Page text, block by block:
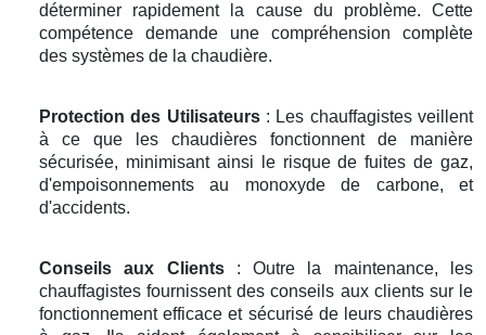
déterminer rapidement la cause du problème. Cette
compétence demande une compréhension complète
des systèmes de la chaudière.
Protection des Utilisateurs: Les chauffagistes veillent
à ce que les chaudières fonctionnent de manière
sécurisée, minimisant ainsi le risque de fuites de gaz,
d'empoisonnements au monoxyde de carbone, et
d'accidents.
Conseils aux Clients: Outre la maintenance, les
chauffagistes fournissent des conseils aux clients sur le
fonctionnement efficace et sécurisé de leurs chaudières